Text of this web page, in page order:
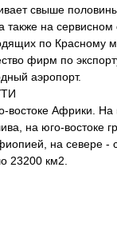
свыше
на сервисном
по Красному
фирм по
аэропорт.
востоке Африки. На
на юго-востоке
на севере -
23200 км2.